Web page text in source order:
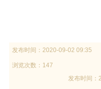
发布时间： 2020-09-02 09:35
浏览次数：147
发布时间：